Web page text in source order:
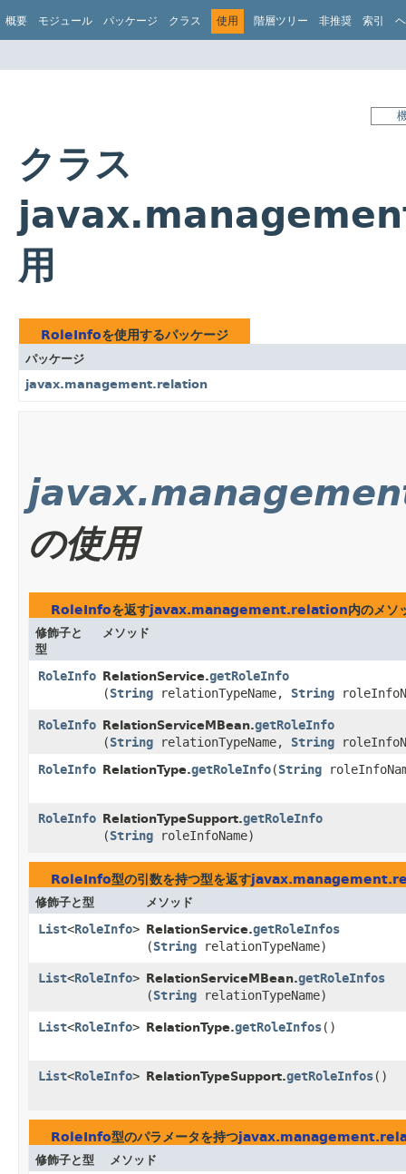
概要 モジュール パッケージ クラス 使用 階層ツリー 非推奨 索引
クラス
用
RoleInfoを使用するパッケージ
パッケージ
javax.management.relation
の使用
RoleInfoを返すjavax.management.relation内のメソ
修飾子と
型
メソッド
RoleInfo RelationService.getRoleInfo
(String relationTypeName, String
RoleInfo RelationServiceMBean.getRoleInfo
(String relationTypeName, String
RoleInfo
RelationType.getRoleInfo​(String
RoleInfo RelationTypeSupport.getRoleInfo
(String roleInfoName)
RoleInfo型の引数を持つ型を返す
修飾子と型 メソッド
List<RoleInfo> RelationService.getRoleInfos
(String relationTypeName)
List<RoleInfo> RelationServiceMBean.getRoleInfos
(String relationTypeName)
List<RoleInfo> RelationType.getRoleInfos()
List<RoleInfo> RelationTypeSupport.getRoleInfos()
RoleInfo型のパラメータを持つ
修飾子と型 メソッド